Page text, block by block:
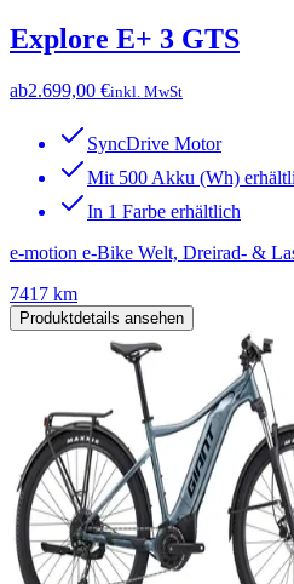
Explore E+ 3 GTS
ab2.699,00 €inkl. MwSt
SyncDrive Motor
Mit 500 Akku (Wh)
In 1 Farbe erhältlich
e-motion e-Bike Welt, Dreirad- &
7417 km
Produktdetails ansehen